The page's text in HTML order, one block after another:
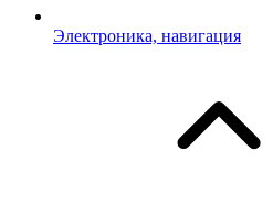
Электроника, навигация